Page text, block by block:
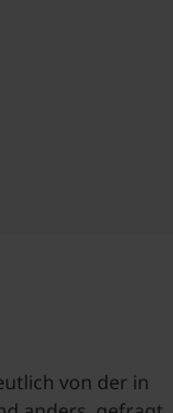
von der in